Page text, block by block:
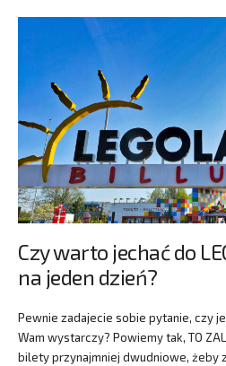
Czy warto jechać do
na jeden dzień?
Pewnie zadajecie sobie pytanie, czy
Wam wystarczy? Powiemy tak, TO
bilety przynajmniej dwudniowe, żeby